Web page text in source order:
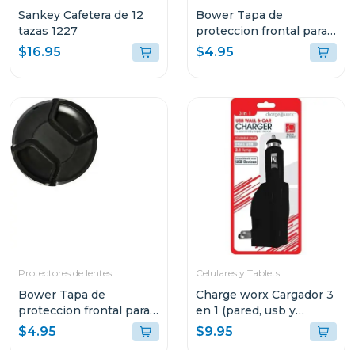
Sankey Cafetera de 12
tazas 1227
$16.95
Bower Tapa de
proteccion frontal para
lentes 67mm
$4.95
Protectores de lentes
Bower Tapa de
proteccion frontal para
lentes 72mm
$4.95
Celulares y Tablets
Charge worx Cargador 3
en 1 (pared, usb y
cargador de coche)
cx3025
$9.95